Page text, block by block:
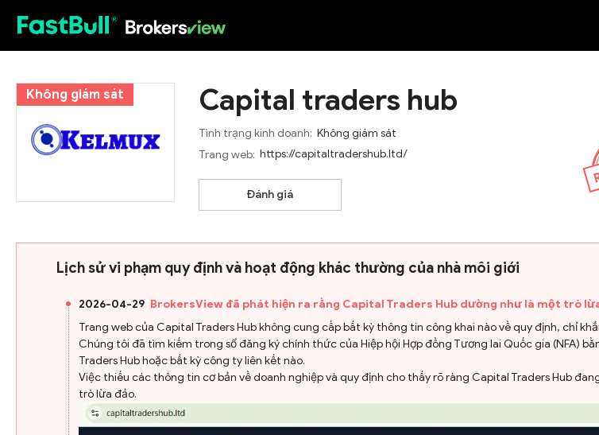
Không giám sát Capital traders hub
Tình trạng kinh doanh: Không giám sát
Trang web: https://capitaltradershub.ltd/
Đánh giá
Lịch sử vi phạm quy định và hoạt động khác thường của nhà môi giới
2026-04-29 BrokersView đã phát hiện ra rằng Capital Traders Hub dường như là một trò
Trang web của Capital Traders Hub không cung cấp bất kỳ thông tin công khai nào về quy định, chỉ
Chúng tôi đã tìm kiếm trong sổ đăng ký chính thức của Hiệp hội Hợp đồng Tương lai Quốc gia (NFA)
Traders Hub hoặc bất kỳ công ty liên kết nào.
Việc thiếu các thông tin cơ bản về doanh nghiệp và quy định cho thấy rõ ràng Capital Traders Hub
trò lừa đảo.